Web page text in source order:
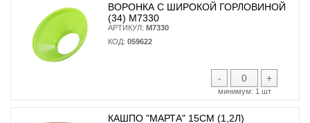
ВОРОНКА С ШИРОКОЙ ГОРЛОВИНОЙ
(34) М7330
АРТИКУЛ: М7330
КОД: 059622
- +
минимум: 1 шт
КАШПО "МАРТА" 15СМ (1,2Л)